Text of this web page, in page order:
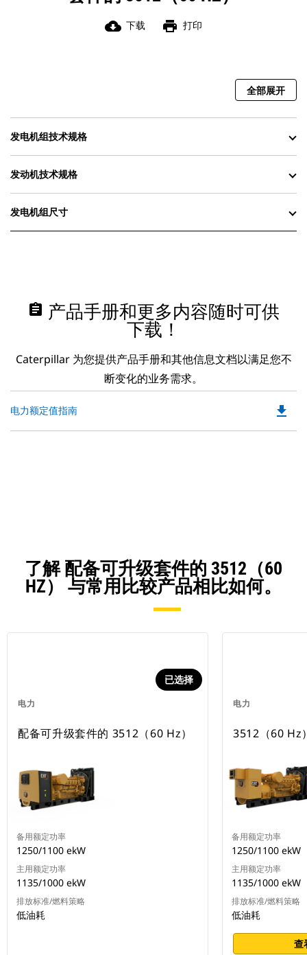
cloud_download 下载 print 打印
全部展开
发电机组技术规格
发动机技术规格
发电机组尺寸
assignment 产品手册和更多内容随时可供
下载！
Caterpillar 为您提供产品手册和其他信息文档以满足您不
断变化的业务需求。
电力额定值指南 file_download
了解 配备可升级套件的 3512（60
HZ） 与常用比较产品相比如何。
电力
已选择
配备可升级套件的 3512（60 Hz）
备用额定功率
1250/1100 ekW
主用额定功率
1135/1000 ekW
排放标准/燃料策略
低油耗
电力
3512（60 Hz
备用额定功率
1250/1100 ekW
主用额定功率
1135/1000 ekW
排放标准/燃料策略
低油耗
查